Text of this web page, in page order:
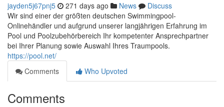
jayden5j67pnj5 271 days ago News
Discuss
Wir sind einer der größten deutschen Swimmingpool-
Onlinehändler und aufgrund unserer langjährigen Erfahrung im
Pool und Poolzubehörbereich Ihr kompetenter Ansprechpartner
bei Ihrer Planung sowie Auswahl Ihres Traumpools.
https://pool.net/
Comments
Who Upvoted
Comments